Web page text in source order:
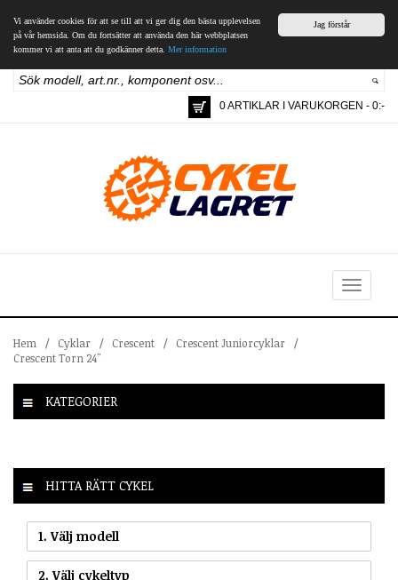
Jag förstår
Vi använder cookies för att se till att vi ger dig den bästa upplevelsen
på vår hemsida. Om du fortsätter att använda den här webbplatsen
kommer vi att anta att du godkänner detta. Mer information
0 ARTIKLAR I VARUKORGEN - 0:-
Toggle
navigation
Hem / Cyklar / Crescent / Crescent Juniorcyklar
/
Crescent Torn 24"
KATEGORIER
HITTA RÄTT CYKEL
1. Välj modell
2. Välj cykeltyp